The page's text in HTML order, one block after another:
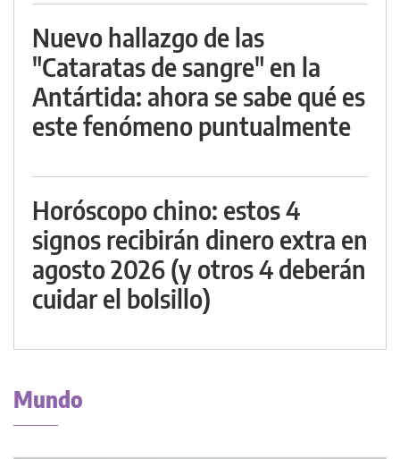
Nuevo hallazgo de las
"Cataratas de sangre" en la
Antártida: ahora se sabe qué es
este fenómeno puntualmente
Horóscopo chino: estos 4
signos recibirán dinero extra en
agosto 2026 (y otros 4 deberán
cuidar el bolsillo)
Mundo